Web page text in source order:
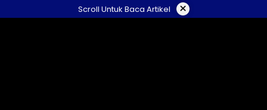
to
Scroll Untuk Baca Artikel ×